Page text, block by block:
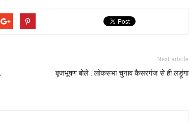
Next article
बृजभूषण बोले : लोकसभा चुनाव कैसरगंज से ही लड़ूंगा